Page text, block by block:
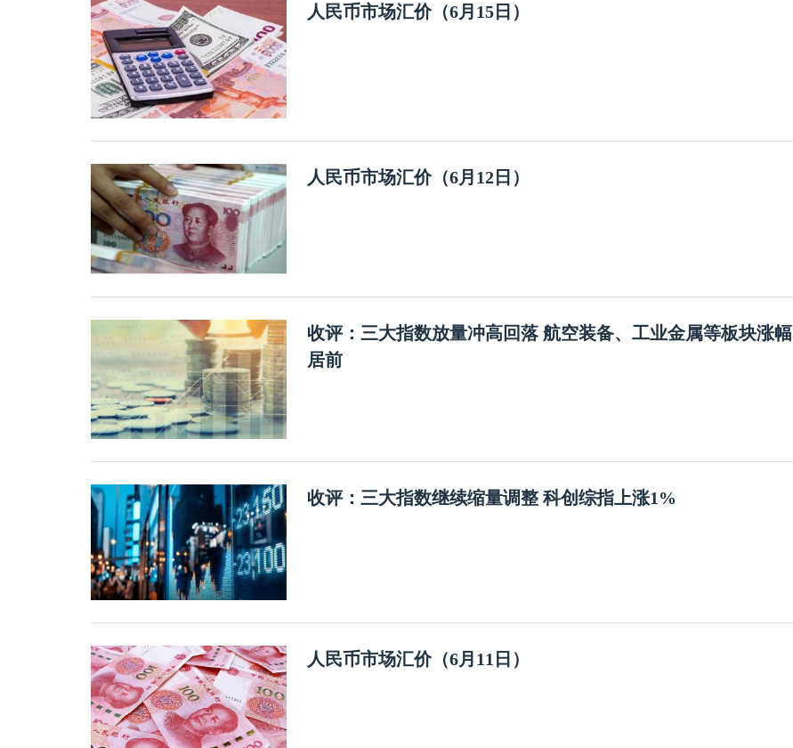
人民币市场汇价（6月15日）
人民币市场汇价（6月12日）
收评：三大指数放量冲高回落 航空装备、工业金属等板块涨幅
居前
收评：三大指数继续缩量调整 科创综指上涨1%
人民币市场汇价（6月11日）